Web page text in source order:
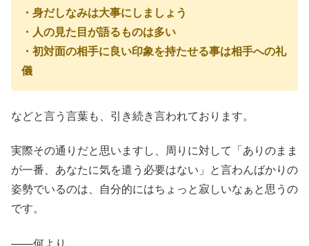
・身だしなみは大事にしましょう
・人の見た目が語るものは多い
・初対面の相手に良い印象を持たせる事は相手への礼
儀
などと言う言葉も、引き続き言われております。
実際その通りだと思いますし、周りに対して「ありのまま
が一番、あなたに気を遣う必要はない」と言わんばかりの
姿勢でいるのは、自分的にはちょっと寂しいなぁと思うの
です。
――何より。